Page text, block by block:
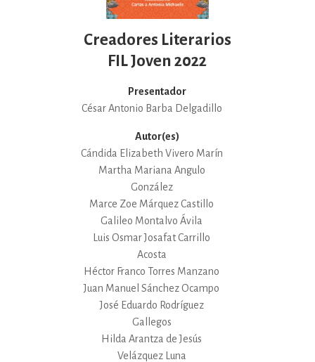
Creadores Literarios
FIL Joven 2022
Presentador
César Antonio Barba Delgadillo
Autor(es)
Cándida Elizabeth Vivero Marín
Martha Mariana Angulo
González
Marce Zoe Márquez Castillo
Galileo Montalvo Ávila
Luis Osmar Josafat Carrillo
Acosta
Héctor Franco Torres Manzano
Juan Manuel Sánchez Ocampo
José Eduardo Rodríguez
Gallegos
Hilda Arantza de Jesús
Velázquez Luna